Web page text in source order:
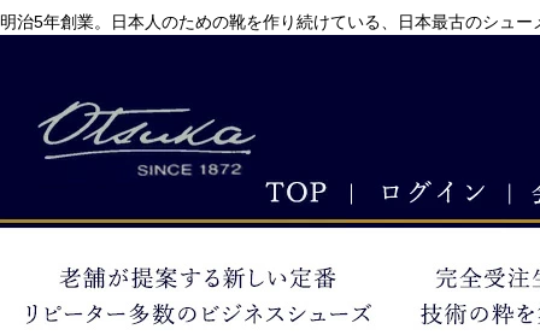
明治5年創業。日本人のための靴を作り続けている、日本最古のシュ